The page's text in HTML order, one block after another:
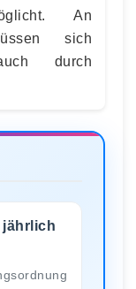
An
sich
durch
jährlich